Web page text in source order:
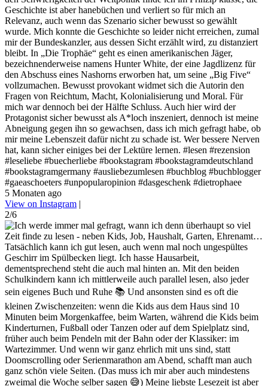
Geschichte ist aber hanebüchen und verliert so für mich an
Relevanz, auch wenn das Szenario sicher bewusst so gewählt
wurde. Mich konnte die Geschichte so leider nicht erreichen, zumal
mir der Bundeskanzler, aus dessen Sicht erzählt wird, zu distanziert
bleibt. In „Die Trophäe“ geht es einen amerikanischen Jäger,
bezeichnenderweise namens Hunter White, der eine Jagdlizenz für
den Abschuss eines Nashorns erworben hat, um seine „Big Five“
vollzumachen. Bewusst provokant widmet sich die Autorin den
Fragen von Reichtum, Macht, Kolonialisierung und Moral. Für
mich war dennoch bei der Hälfte Schluss. Auch hier wird der
Protagonist sicher bewusst als A*loch inszeniert, dennoch ist meine
Abneigung gegen ihn so gewachsen, dass ich mich gefragt habe, ob
mir meine Lebenszeit dafür nicht zu schade ist. Wer bessere Nerven
hat, kann sicher einiges bei der Lektüre lernen. #lesen #rezension
#leseliebe #buecherliebe #bookstagram #bookstagramdeutschland
#bookstagramgermany #ausliebezumlesen #buchblog #buchblogger
#gaeaschoeters #unpopularopinion #dasgeschenk #dietrophaee
5 Monaten ago
View on Instagram |
2/6